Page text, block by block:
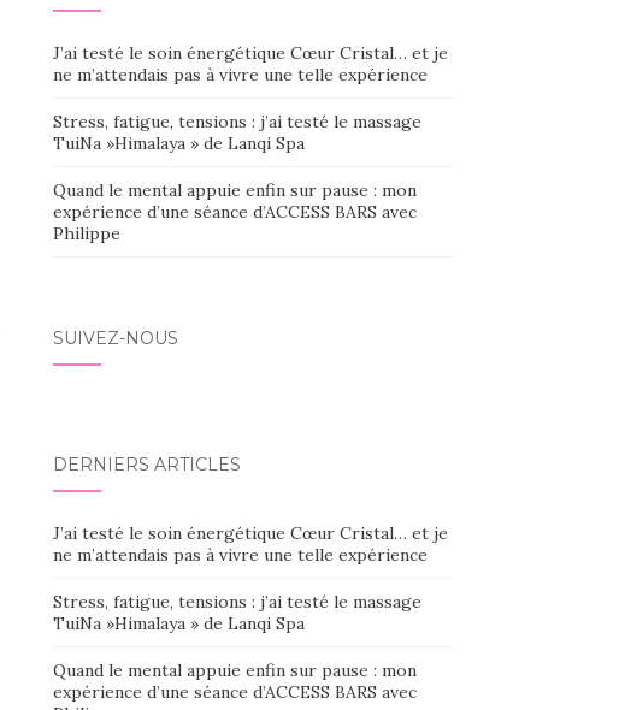
J’ai testé le soin énergétique Cœur Cristal… et je
ne m’attendais pas à vivre une telle expérience
Stress, fatigue, tensions : j’ai testé le massage
TuiNa »Himalaya » de Lanqi Spa
Quand le mental appuie enfin sur pause : mon
expérience d’une séance d’ACCESS BARS avec
Philippe
SUIVEZ-NOUS
DERNIERS ARTICLES
J’ai testé le soin énergétique Cœur Cristal… et je
ne m’attendais pas à vivre une telle expérience
Stress, fatigue, tensions : j’ai testé le massage
TuiNa »Himalaya » de Lanqi Spa
Quand le mental appuie enfin sur pause : mon
expérience d’une séance d’ACCESS BARS avec